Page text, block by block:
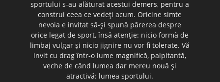
sportului s-au alăturat acestui demers, pentru a
construi ceea ce vedeţi acum. Oricine simte
nevoia e invitat să-şi spună părerea despre
orice legat de sport, însă atenţie: nicio formă de
limbaj vulgar şi nicio jignire nu vor fi tolerate. Vă
invit cu drag într-o lume magnifică, palpitantă,
veche de când lumea dar mereu nouă şi
atractivă: lumea sportului.